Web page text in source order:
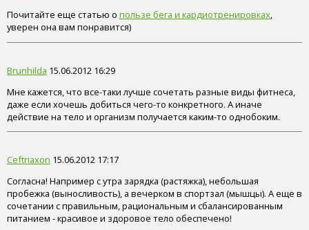
Почитайте еще статью о пользе бега и кардиотренировках,
уверен она вам понравится)
Brunhilda 15.06.2012 16:29
Мне кажется, что все-таки лучше сочетать разные виды фитнеса,
даже если хочешь добиться чего-то конкретного. А иначе
действие на тело и организм получается каким-то однобоким.
Ceftriaxon 15.06.2012 17:17
Согласна! Например с утра зарядка (растяжка), небольшая
пробежка (выносливость), а вечерком в спортзал (мышцы). А еще в
сочетании с правильным, рациональным и сбалансированным
питанием - красивое и здоровое тело обеспечено!